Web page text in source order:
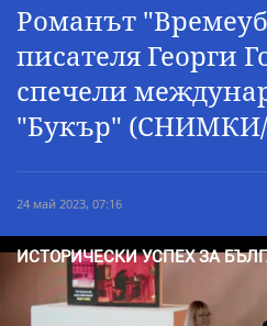
Романът
писателя Георги
спечели
"Букър"
24 май 2023, 07:16